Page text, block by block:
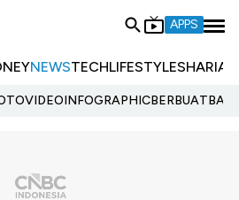
APPS
NEWSTECHLIFESTYLESHARIA
VIDEOINFOGRAPHIC